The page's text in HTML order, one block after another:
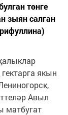
төнге
зыян салган
якын
Авыл
матбугат